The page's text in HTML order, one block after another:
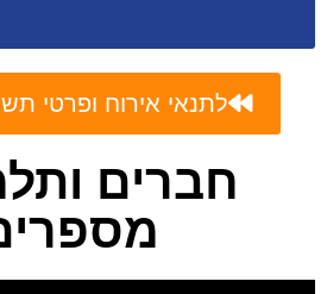
לתנאי אירוח ופרטי
חברים